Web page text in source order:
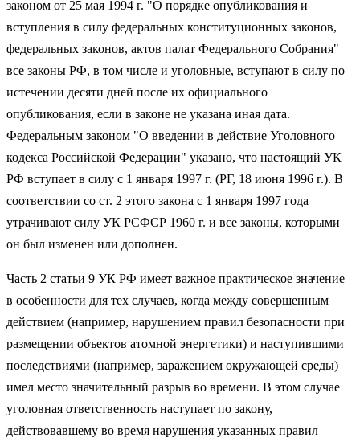
законом от 25 мая 1994 г. "О порядке опубликования и
вступления в силу федеральных конституционных законов,
федеральных законов, актов палат Федерального Собрания"
все законы РФ, в том числе и уголовные, вступают в силу по
истечении десяти дней после их официального
опубликования, если в законе не указана иная дата.
Федеральным законом "О введении в действие Уголовного
кодекса Российской Федерации" указано, что настоящий УК
РФ вступает в силу с 1 января 1997 г. (РГ, 18 июня 1996 г.). В
соответствии со ст. 2 этого закона с 1 января 1997 года
утрачивают силу УК РСФСР 1960 г. и все законы, которыми
он был изменен или дополнен.
Часть 2 статьи 9 УК РФ имеет важное практическое значение
в особенности для тех случаев, когда между совершенным
действием (например, нарушением правил безопасности при
размещении объектов атомной энергетики) и наступившими
последствиями (например, заражением окружающей среды)
имел место значительный разрыв во времени. В этом случае
уголовная ответственность наступает по закону,
действовавшему во время нарушения указанных правил